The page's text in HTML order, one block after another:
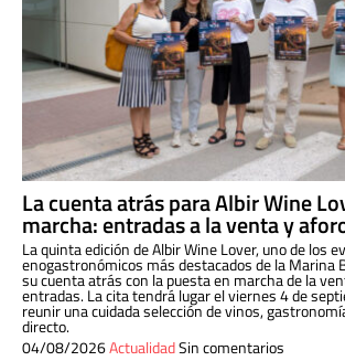
La cuenta atrás para Albir Wine
marcha: entradas a la venta y
La quinta edición de Albir Wine Lover, uno de los
enogastronómicos más destacados de la Marina
su cuenta atrás con la puesta en marcha de la
entradas. La cita tendrá lugar el viernes 4 de
reunir una cuidada selección de vinos,
directo.
04/08/2026ActualidadSin comentarios